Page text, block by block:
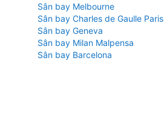
Sân bay Melbourne
Sân bay Charles de Gaulle Paris
Sân bay Geneva
Sân bay Milan Malpensa
Sân bay Barcelona